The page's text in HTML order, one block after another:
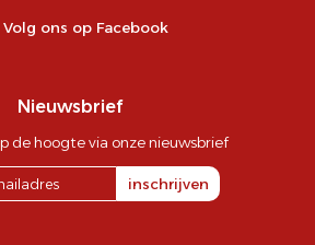
Volg ons op Facebook
Nieuwsbrief
de hoogte via onze nieuwsbrief
inschrijven